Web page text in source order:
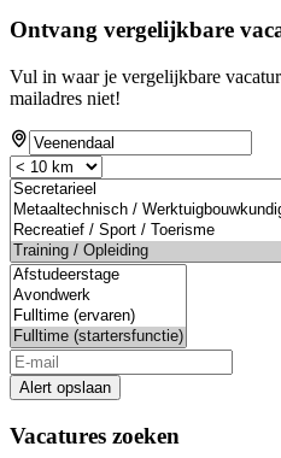
Ontvang vergelijkbare
Vul in waar je vergelijkbare
mailadres niet!
Alert opslaan
Vacatures zoeken